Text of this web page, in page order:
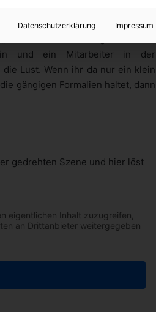
und überzeugen, also
kein Showreel vorhanden ist,
me“ sein. In Agenturen für
und ein Mitarbeiter in der
Lust. Wenn ihr da nur ein klein
gängigen Formalien haltet, dann
gedrehten Szene und hier löst
eigentlichen Inhalt zuzugreifen,
an Drittanbieter weitergegeben
Datenschutzerklärung Impressum